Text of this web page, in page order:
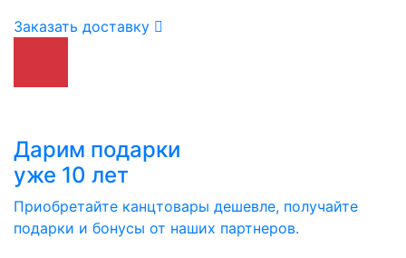
Заказать доставку
Дарим подарки
уже 10 лет
Приобретайте канцтовары дешевле, получайте
подарки и бонусы от наших партнеров.